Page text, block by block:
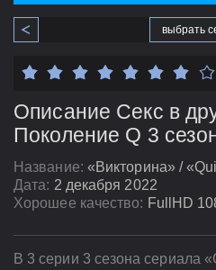
выбрать
Описание Секс в
Поколение Q 3
Название: «Викторина» /
Дата: 2 декабря 2022
Хорошее качество: FullHD
В 3 серии 3 сезона сериала